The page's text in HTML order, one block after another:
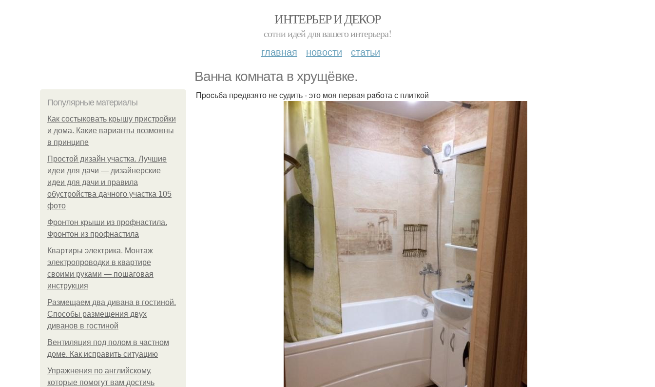
ИНТЕРЬЕР И ДЕКОР
сотни идей для вашего интерьера!
главная новости статьи
Baннa комната в хрущёвке.
Популярные материалы
Как состыковать крышу пристройки
и дома. Какие варианты возможны
в принципе
Простой дизайн участка. Лучшие
идеи для дачи — дизайнерские
идеи для дачи и правила
обустройства дачного участка 105
фото
Фронтон крыши из профнастила.
Фронтон из профнастила
Квартиры электрика. Монтаж
электропроводки в квартире
своими руками — пошаговая
инструкция
Размещаем два дивана в гостиной.
Способы размещения двух
диванов в гостиной
Вентиляция под полом в частном
доме. Как исправить ситуацию
Упражнения по английскому,
которые помогут вам достичь
Пpocьба пpeдвзято не судить - это моя пepвая paбота с плиткой